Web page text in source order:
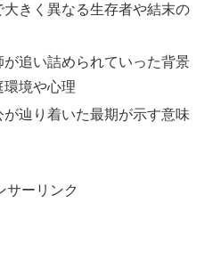
きく異なる生存者や結末の
追い詰められていった背景
環境や心理
辿り着いた最期が示す意味
サーリンク